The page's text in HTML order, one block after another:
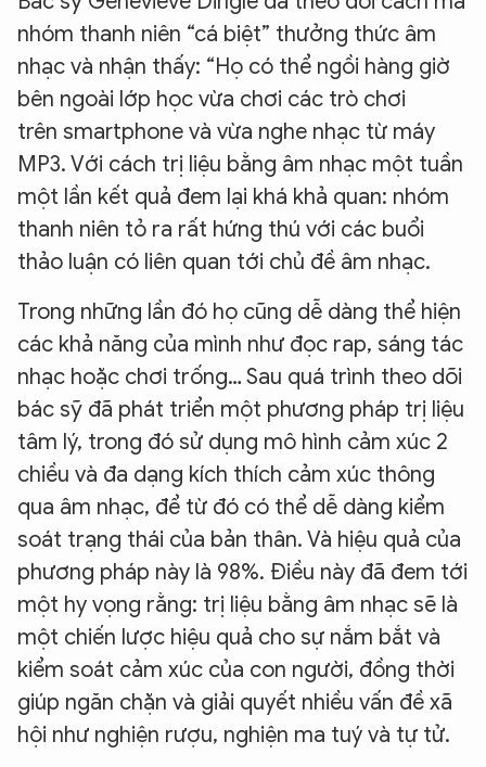
nhóm thanh niên “cá biệt” thưởng thức âm
nhạc và nhận thấy: “Họ có thể ngồi hàng giờ
bên ngoài lớp học vừa chơi các trò chơi
trên smartphone và vừa nghe nhạc từ máy
MP3. Với cách trị liệu bằng âm nhạc một tuần
một lần kết quả đem lại khá khả quan: nhóm
thanh niên tỏ ra rất hứng thú với các buổi
thảo luận có liên quan tới chủ đề âm nhạc.
Trong những lần đó họ cũng dễ dàng thể hiện
các khả năng của mình như đọc rap, sáng tác
nhạc hoặc chơi trống… Sau quá trình theo dõi
bác sỹ đã phát triển một phương pháp trị liệu
tâm lý, trong đó sử dụng mô hình cảm xúc 2
chiều và đa dạng kích thích cảm xúc thông
qua âm nhạc, để từ đó có thể dễ dàng kiểm
soát trạng thái của bản thân. Và hiệu quả của
phương pháp này là 98%. Điều này đã đem tới
một hy vọng rằng: trị liệu bằng âm nhạc sẽ là
một chiến lược hiệu quả cho sự nắm bắt và
kiểm soát cảm xúc của con người, đồng thời
giúp ngăn chặn và giải quyết nhiều vấn đề xã
hội như nghiện rượu, nghiện ma tuý và tự tử.